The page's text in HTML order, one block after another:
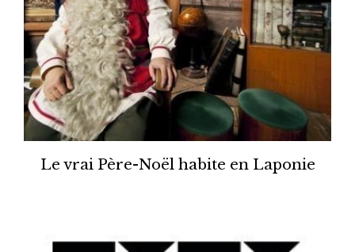
Le vrai Père-Noël habite en Laponie